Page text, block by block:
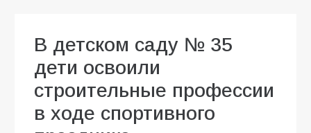
В детском саду № 35
дети освоили
строительные профессии
в ходе спортивного